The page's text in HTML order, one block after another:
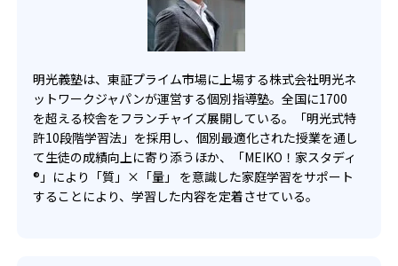
明光義塾は、東証プライム市場に上場する株式会社明光ネ
ットワークジャパンが運営する個別指導塾。全国に1700
を超える校舎をフランチャイズ展開している。「明光式特
許10段階学習法」を採用し、個別最適化された授業を通し
て生徒の成績向上に寄り添うほか、「MEIKO！家スタディ
®」により「質」×「量」 を意識した家庭学習をサポート
することにより、学習した内容を定着させている。